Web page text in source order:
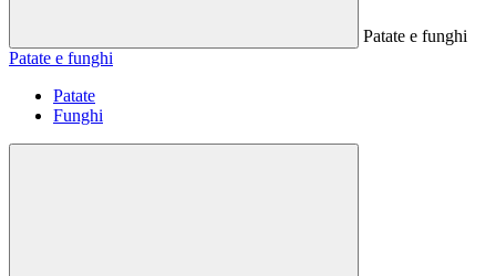
Patate e funghi
Patate e funghi
Patate
Funghi